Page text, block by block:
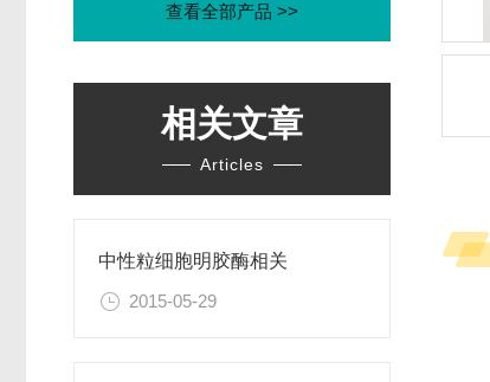
查看全部产品 >>
相关文章
Articles
中性粒细胞明胶酶相关
2015-05-29